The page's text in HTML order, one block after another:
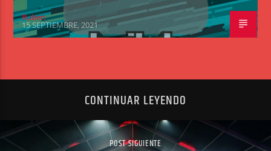
Ruben
15 SEPTIEMBRE, 2021
CONTINUAR LEYENDO
POST SIGUIENTE